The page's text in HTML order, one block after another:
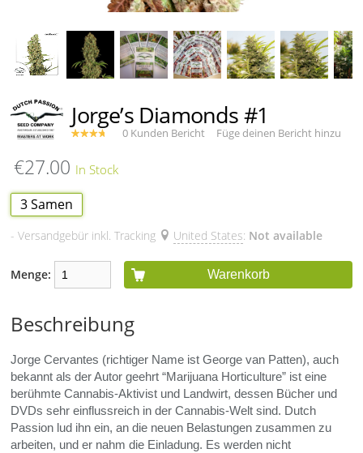
Jorge’s Diamonds #1
0 Kunden Bericht Füge deinen Bericht hinzu
€27.00
3 Samen
- Versandgebür inkl. Tracking United States: Not available
Menge: Warenkorb
Beschreibung
Jorge Cervantes (richtiger Name ist George van Patten), auch
bekannt als der Autor geehrt “Marijuana Horticulture” ist eine
berühmte Cannabis-Aktivist und Landwirt, dessen Bücher und
DVDs sehr einflussreich in der Cannabis-Welt sind. Dutch
Passion lud ihn ein, an die neuen Belastungen zusammen zu
arbeiten, und er nahm die Einladung. Es werden nicht